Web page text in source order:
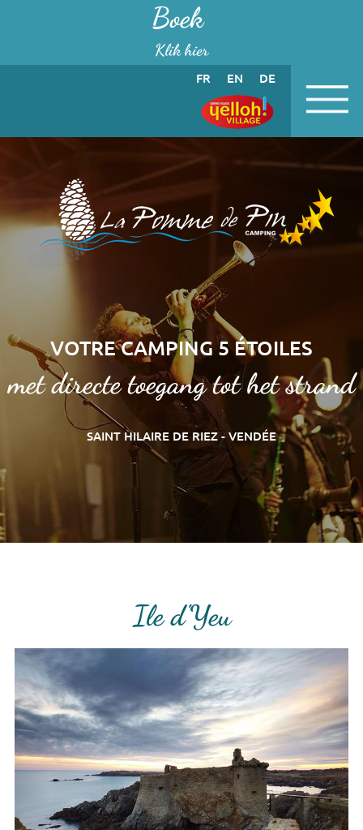
Boek
Klik hier
FR EN DE
VOTRE CAMPING 5 ÉTOILES
met directe toegang tot het strand
SAINT HILAIRE DE RIEZ - VENDÉE
Ile d'Yeu